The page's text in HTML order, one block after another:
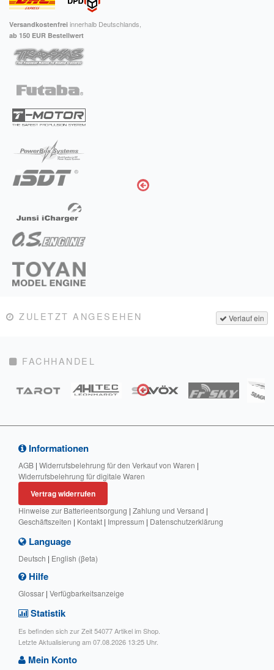
Versandkostenfrei innerhalb Deutschlands,
ab 150 EUR Bestellwert
Verlauf ein
ZULETZT ANGESEHEN
FACHHANDEL
Informationen
AGB | Widerrufsbelehrung für den Verkauf von Waren |
Widerrufsbelehrung für digitale Waren
Vertrag widerrufen
Hinweise zur Batterieentsorgung | Zahlung und Versand |
Geschäftszeiten | Kontakt | Impressum | Datenschutzerklärung
Language
Deutsch | English (βeta)
Hilfe
Glossar | Verfügbarkeitsanzeige
Statistik
Es befinden sich zur Zeit 54077 Artikel im Shop.
Letzte Aktualisierung am 07.08.2026 13:25 Uhr.
Mein Konto